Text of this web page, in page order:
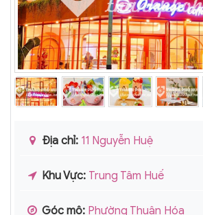
Địa chỉ: 11 Nguyễn Huệ
Khu Vực: Trung Tâm Huế
Góc mô: Phường Thuận Hóa